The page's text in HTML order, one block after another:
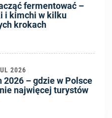
fermentować –
i kimchi w kilku
krokach
2026
2026 – gdzie w Polsce
najwięcej turystów